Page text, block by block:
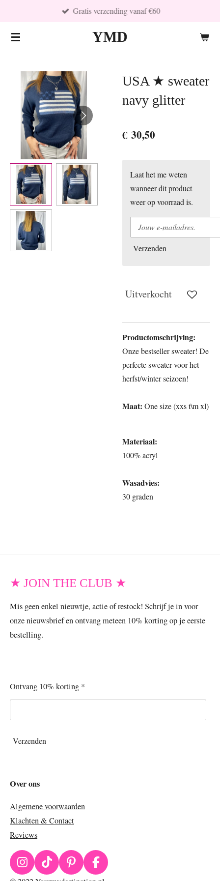
naar
YMD
Gratis verzending vanaf €60
USA ★ sweater
navy glitter
€ 30,50
Laat het me weten
wanneer dit product
weer op voorraad is.
Verzenden
Uitverkocht
Productomschrijving:
Onze bestseller sweater! De
perfecte sweater voor het
herfst/winter seizoen!
Maat: One size (xxs t\m xl)
Materiaal:
100% acryl
Wasadvies:
30 graden
★ JOIN THE CLUB ★
Mis geen enkel nieuwtje, actie of restock! Schrijf je in voor
onze nieuwsbrief en ontvang meteen 10% korting op je eerste
bestelling.
Ontvang 10% korting *
Verzenden
Over ons
Algemene voorwaarden
Klachten & Contact
Reviews
I
T
P
F